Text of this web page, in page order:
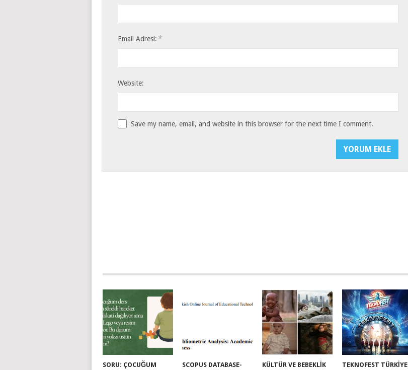
Email Adresi: *
Website:
Save my name, email, and website in this browser for the next time I comment.
SORU: ÇOCUĞUM SCOPUS DATABASE- KÜLTÜR VE BEBEKLIK TEKNOFEST TÜRKİYE